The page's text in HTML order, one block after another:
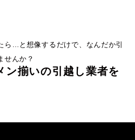
ら…と想像するだけで、なんだか引
せんか？
ン揃いの引越し業者を